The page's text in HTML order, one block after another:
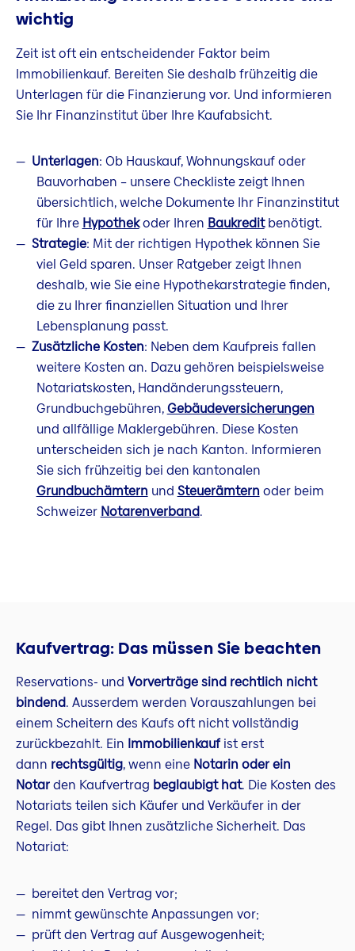
wichtig
Zeit ist oft ein entscheidender Faktor beim
Immobilienkauf. Bereiten Sie deshalb frühzeitig die
Unterlagen für die Finanzierung vor. Und informieren
Sie Ihr Finanzinstitut über Ihre Kaufabsicht.
Unterlagen: Ob Hauskauf, Wohnungskauf oder
Bauvorhaben – unsere Checkliste zeigt Ihnen
übersichtlich, welche Dokumente Ihr Finanzinstitut
für Ihre Hypothekoder Ihren Baukreditbenötigt.
Strategie: Mit der richtigen Hypothek können Sie
viel Geld sparen. Unser Ratgeber zeigt Ihnen
deshalb, wie Sie eine Hypothekarstrategie finden,
die zu Ihrer finanziellen Situation und Ihrer
Lebensplanung passt.
Zusätzliche Kosten: Neben dem Kaufpreis fallen
weitere Kosten an. Dazu gehören beispielsweise
Notariatskosten, Handänderungssteuern,
Grundbuchgebühren,Gebäudeversicherungen
und allfällige Maklergebühren. Diese Kosten
unterscheiden sich je nach Kanton. Informieren
Sie sich frühzeitig bei den kantonalen
Grundbuchämtern und Steuerämtern oder beim
Schweizer Notarenverband.
Kaufvertrag: Das müssen Sie beachten
Reservations- und Vorverträge sind rechtlich nicht
bindend. Ausserdem werden Vorauszahlungen bei
einem Scheitern des Kaufs oft nicht vollständig
zurückbezahlt. Ein Immobilienkaufist erst
dann rechtsgültig, wenn eine Notarin oder ein
Notarden Kaufvertrag beglaubigt hat. Die Kosten des
Notariats teilen sich Käufer und Verkäufer in der
Regel. Das gibt Ihnen zusätzliche Sicherheit. Das
Notariat:
bereitet den Vertrag vor;
nimmt gewünschte Anpassungen vor;
prüft den Vertrag auf Ausgewogenheit;